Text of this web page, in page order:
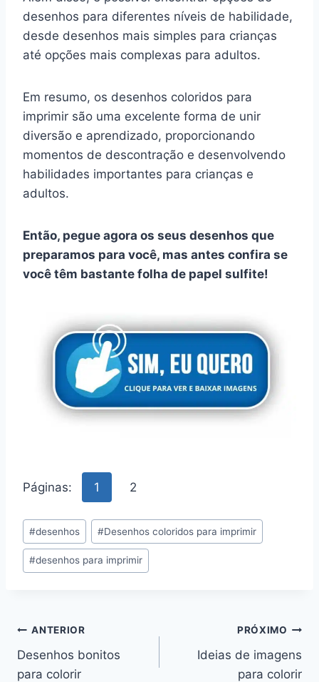
desenhos para diferentes níveis de habilidade,
desde desenhos mais simples para crianças
até opções mais complexas para adultos.
Em resumo, os desenhos coloridos para
imprimir são uma excelente forma de unir
diversão e aprendizado, proporcionando
momentos de descontração e desenvolvendo
habilidades importantes para crianças e
adultos.
Então, pegue agora os seus desenhos que
preparamos para você, mas antes confira se
você têm bastante folha de papel sulfite!
Páginas: 1 2
Tags
do
Post:
#desenhos #Desenhos coloridos para imprimir
#desenhos para imprimir
Navegação
de
ANTERIOR
Desenhos bonitos
para colorir
PRÓXIMO
Ideias de imagens
para colorir